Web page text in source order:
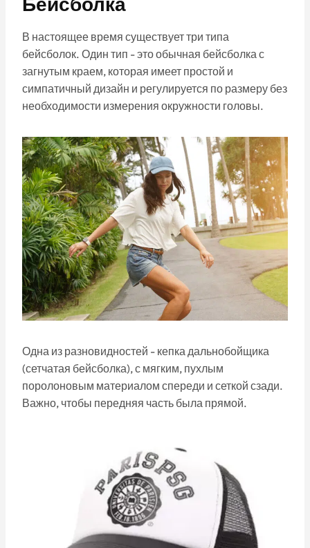
В настоящее время существует три типа
бейсболок. Один тип - это обычная бейсболка с
загнутым краем, которая имеет простой и
симпатичный дизайн и регулируется по размеру без
необходимости измерения окружности головы.
Одна из разновидностей - кепка дальнобойщика
(сетчатая бейсболка), с мягким, пухлым
поролоновым материалом спереди и сеткой сзади.
Важно, чтобы передняя часть была прямой.